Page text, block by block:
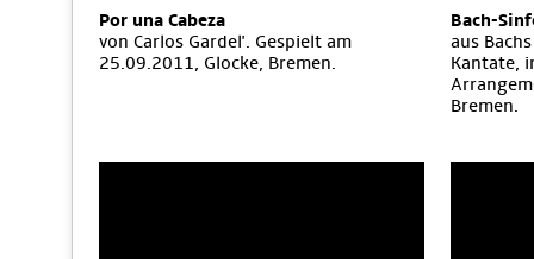
Por una Cabeza
von Carlos Gardel'. Gespielt am
25.09.2011, Glocke, Bremen.
Bach-
aus
Kantate,
Bremen.